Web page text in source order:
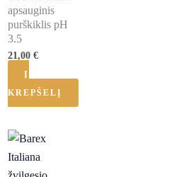
apsauginis
purškiklis pH
3.5
21,00€
Į
KREPŠELĮ